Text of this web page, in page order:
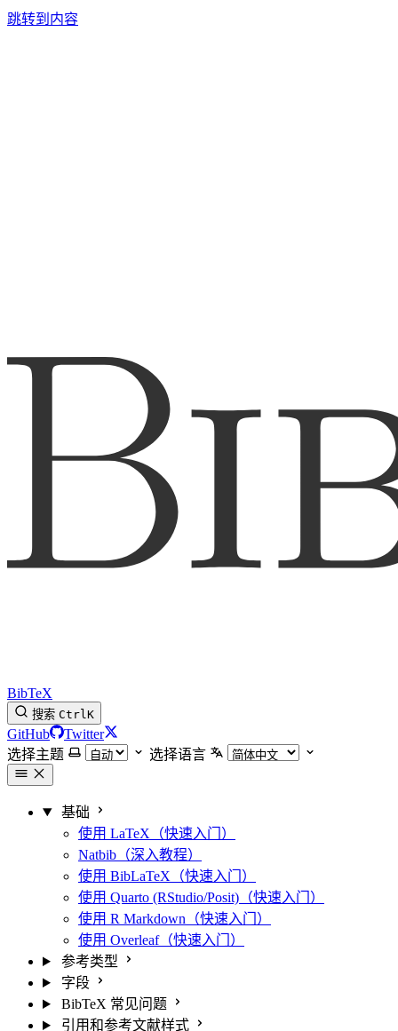
跳转到内容
BibTeX
搜索 CtrlK
GitHub
Twitter
选择主题
选择语言
基础
使用 LaTeX（快速入门）
Natbib（深入教程）
使用 BibLaTeX（快速入门）
使用 Quarto (RStudio/Posit)（快速入门）
使用 R Markdown（快速入门）
使用 Overleaf（快速入门）
参考类型
字段
BibTeX 常见问题
引用和参考文献样式